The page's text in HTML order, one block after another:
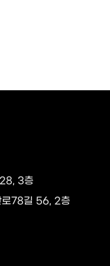
3층
로78길 56, 2층